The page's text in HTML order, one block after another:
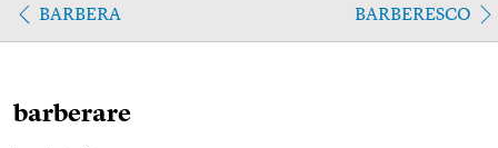
BARBERA BARBERESCO
barberare